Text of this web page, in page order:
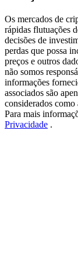
Precious
Trade Gold
USDT New
USDT
Os mercados de
rápidas flutuações
decisões de
perdas que possa
preços e outros
não somos
informações
associados são
considerados
Para mais
Privacidade .